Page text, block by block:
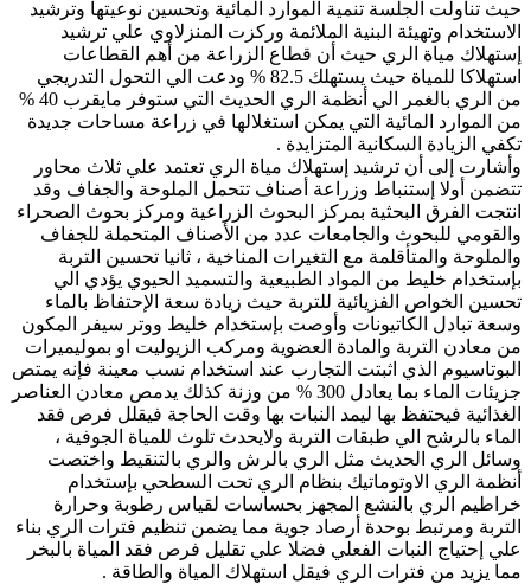
حيث تناولت الجلسة تنمية الموارد المائية وتحسين نوعيتها وترشيد
الاستخدام وتهيئة البنية الملائمة وركزت المنزلاوي علي ترشيد
إستهلاك مياة الري حيث أن قطاع الزراعة من أهم القطاعات
استهلاكا للمياة حيث يستهلك 82.5 % ودعت الي التحول التدريجي
من الري بالغمر الي أنظمة الري الحديث التي ستوفر مايقرب 40 %
من الموارد المائية التي يمكن استغلالها في زراعة مساحات جديدة
تكفي الزيادة السكانية المتزايدة .
وأشارت إلى أن ترشيد إستهلاك مياة الري تعتمد علي ثلاث محاور
تتضمن أولا إستنباط وزراعة أصناف تتحمل الملوحة والجفاف وقد
انتجت الفرق البحثية بمركز البحوث الزراعية ومركز بحوث الصحراء
والقومي للبحوث والجامعات عدد من الأصناف المتحملة للجفاف
والملوحة والمتأقلمة مع التغيرات المناخية ، ثانيا تحسين التربة
بإستخدام خليط من المواد الطبيعية والتسميد الحيوي يؤدي الي
تحسين الخواص الفزيائية للتربة حيث زيادة سعة الإحتفاظ بالماء
وسعة تبادل الكاتيونات وأوصت بإستخدام خليط ووتر سيفر المكون
من معادن التربة والمادة العضوية ومركب الزيوليت او بموليميرات
البوتاسيوم الذي اثبتت التجارب عند استخدام نسب معينة فإنه يمتص
جزيئات الماء بما يعادل 300 % من وزنة كذلك يدمص معادن العناصر
الغذائية فيحتفظ بها ليمد النبات بها وقت الحاجة فيقلل فرص فقد
الماء بالرشح الي طبقات التربة ولايحدث تلوث للمياة الجوفية ،
وسائل الري الحديث مثل الري بالرش والري بالتنقيط واختصت
أنظمة الري الاوتوماتيك بنظام الري تحت السطحي بإستخدام
خراطيم الري بالنشع المجهز بحساسات لقياس رطوبة وحرارة
التربة ومرتبط بوحدة أرصاد جوية مما يضمن تنظيم فترات الري بناء
علي إحتياج النبات الفعلي فضلا علي تقليل فرص فقد المياة بالبخر
مما يزيد من فترات الري فيقل استهلاك المياة والطاقة .